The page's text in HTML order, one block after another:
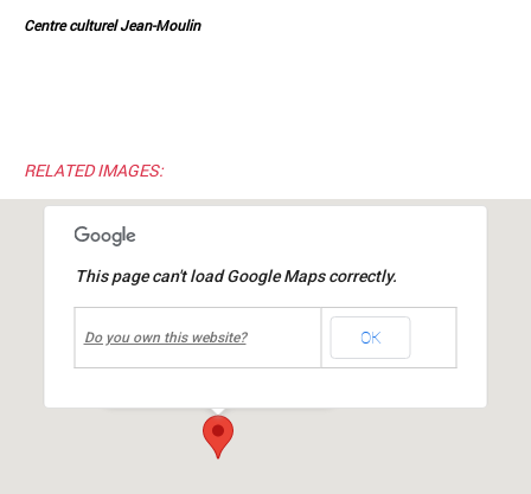
Centre culturel Jean-Moulin
RELATED IMAGES:
Centre culturel Jean MOULIN
This page can't load Google Maps correctly.
Do you own this website? OK